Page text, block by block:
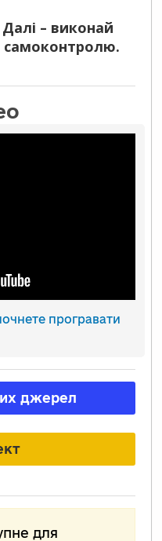
– виконай
самоконтролю.
програвати
джерел
для